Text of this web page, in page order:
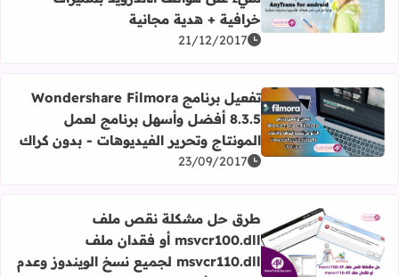
اقرأ المزيد عن برنامج AnyTrans for android لإدارة كل شيء على هواتف الأندرويد بمميزات خرافية + هدية مجانية
خرافية + هدية مجانية
21/12/2017
اقرأ المزيد عن تفعيل برنامج Wondershare Filmora 8.3.5 أفضل وأسهل برنامج لعمل المونتاج وتحرير الفيديوهات - بدون كراك
تفعيل برنامج Wondershare Filmora
8.3.5 أفضل وأسهل برنامج لعمل
المونتاج وتحرير الفيديوهات - بدون كراك
23/09/2017
اقرأ المزيد عن طرق حل مشكلة نقص ملف msvcr100.dll أو فقدان ملف msvcr110.dll لجميع نسخ الويندوز وعدم تشغيل الألعاب والبرامج
طرق حل مشكلة نقص ملف
msvcr100.dll أو فقدان ملف
msvcr110.dll لجميع نسخ الويندوز وعدم